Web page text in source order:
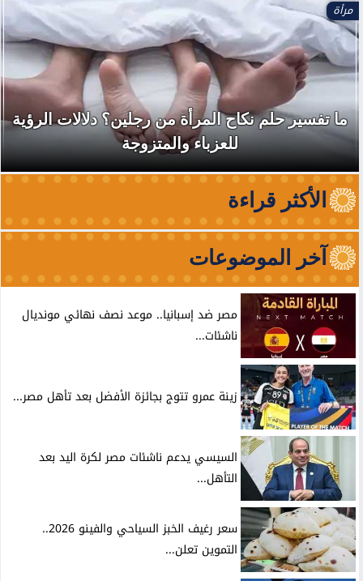
مرأة
ما تفسير حلم نكاح المرأة من رجلين؟ دلالات الرؤية
للعزباء والمتزوجة
الأكثر قراءة
آخر الموضوعات
مصر ضد إسبانيا.. موعد نصف نهائي مونديال
ناشئات...
زينة عمرو تتوج بجائزة الأفضل بعد تأهل مصر...
السيسي يدعم ناشئات مصر لكرة اليد بعد
التأهل...
سعر رغيف الخبز السياحي والفينو 2026..
التموين تعلن...